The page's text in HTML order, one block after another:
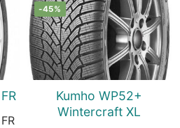
-45%
Kumho WP52+
Wintercraft XL